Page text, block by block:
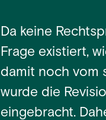
Da keine
Frage existiert,
damit noch vom
wurde die
eingebracht.